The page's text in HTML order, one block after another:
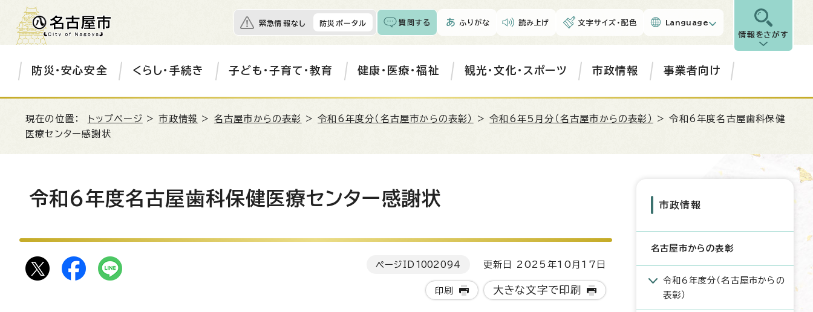
緊急情報なし 防災ポータル 質問する ふりがな 読み上げ 文字サイズ・配色 Language
情報をさがす
防災・安心安全 くらし・手続き 子ども・子育て・教育 健康・医療・福祉 観光・文化・スポーツ 市政情報 事業者向け
現在の位置： トップページ >市政情報 > 名古屋市からの表彰 >令和6年度分（名古屋市からの表彰） >令和6年5月分（名古屋市からの表彰）
> 令和6年度名古屋歯科保健
医療センター感謝状
令和6年度名古屋歯科保健医療センター感謝状
ページID 1002094 更新日 2025年10月17日
印刷 大きな文字で印刷
市政情報
名古屋市からの表彰
令和6年度分（名古屋市からの
表彰）